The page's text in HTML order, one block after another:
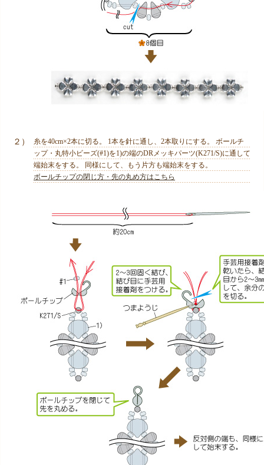
２）
糸を40cm×2本に切る。 1本を針に通し、2本取りにする。 ボールチ
ップ・丸特小ビーズ(#1)を1)の端のDRメッキパーツ(K271/S)に通して
端始末をする。 同様にして、もう片方も端始末をする。
ボールチップの閉じ方・先の丸め方はこちら